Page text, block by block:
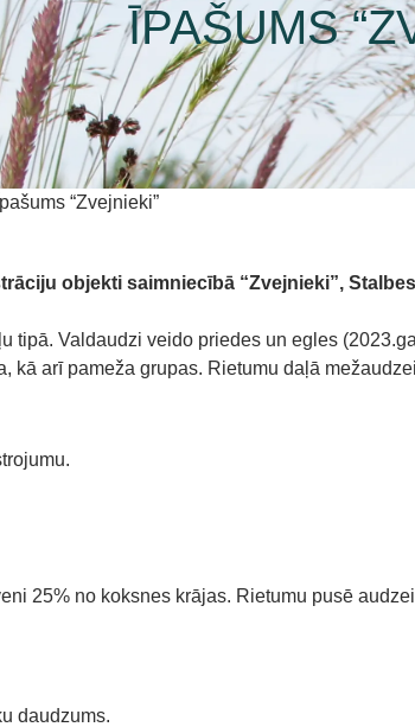
ĪPAŠUMS
Īpašums “Zvejnieki”
objekti saimniecībā “Zvejnieki”,
tipā. Valdaudzi veido priedes un egles
kā arī pameža grupas. Rietumu daļā
25% no koksnes krājas. Rietumu pusē
daudzums.